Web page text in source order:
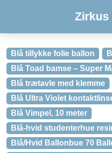
Zirkus
Blå tillykke folie ballon
Blå Toad bamse – Super
Blå trætavle med klemme
Blå Ultra Violet
Blå Vimpel, 10 meter
Blå-hvid studenterhue
Blå/Hvid Ballonbue 70